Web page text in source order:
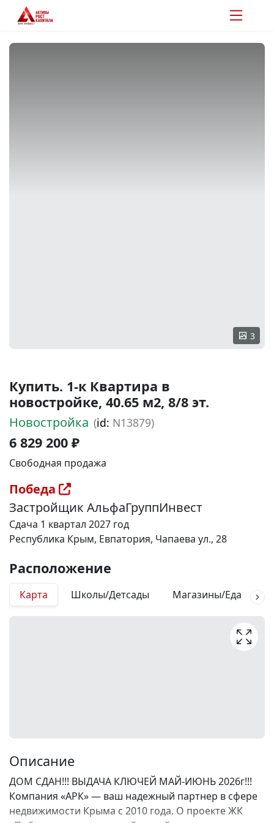
3
Купить. 1-к Квартира в
новостройке, 40.65 м2, 8/8 эт.
Новостройка (id: N13879)
6 829 200 ₽
Свободная продажа
Победа
Застройщик АльфаГруппИнвест
Сдача 1 квартал 2027 год
Республика Крым, Евпатория, Чапаева ул., 28
Расположение
Карта Школы/Детсады Магазины/Еда
Описание
ДОМ СДАН!!! ВЫДАЧА КЛЮЧЕЙ МАЙ-ИЮНЬ 2026г!!!
Компания «АРК» — ваш надежный партнер в сфере
недвижимости Крыма с 2010 года. О проекте ЖК